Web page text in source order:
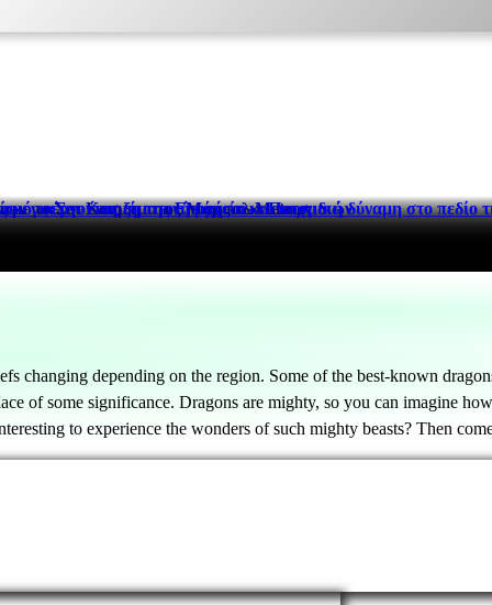
με το Σετ Κοσμήματος Μάρσαλ Μeteor
για την έναρξη της Εποχής των Παιχνιδιών
φέρνοντας σκοτεινή μαγεία και κοσμική δύναμη στο πεδίο
changing depending on the region. Some of the best-known
of some significance. Dragons are mighty, so you can imagine
to experience the wonders of such mighty beasts? Then